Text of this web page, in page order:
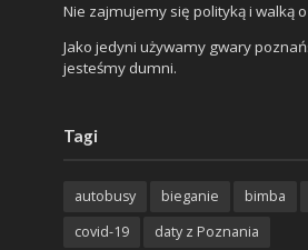
Nie zajmujemy się polityką i walką o
Jako jedyni używamy gwary
jesteśmy dumni.
Tagi
autobusy bieganie bimba
covid-19
daty z Poznania